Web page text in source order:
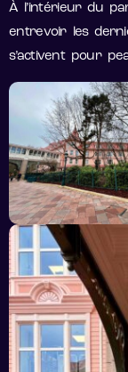
À l’intérieur du
entrevoir les
s’activent pour